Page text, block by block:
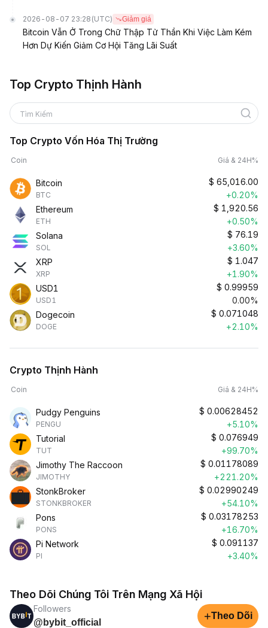
2026-08-07 23:28 (UTC) Giảm giá
Bitcoin Vẫn Ở Trong Chữ Thập Tử Thần Khi Việc Làm Kém
Hơn Dự Kiến Giảm Cơ Hội Tăng Lãi Suất
Top Crypto Thịnh Hành
Tìm Kiếm
Top Crypto Vốn Hóa Thị Trường
Coin Giá & 24H%
Bitcoin
BTC
$ 65,016.00
+0.20%
Ethereum
ETH
$ 1,920.56
+0.50%
Solana
SOL
$ 76.19
+3.60%
XRP
XRP
$ 1.047
+1.90%
USD1
USD1
$ 0.99959
0.00%
Dogecoin
DOGE
$ 0.071048
+2.10%
Crypto Thịnh Hành
Coin Giá & 24H%
Pudgy Penguins
PENGU
$ 0.00628452
+5.10%
Tutorial
TUT
$ 0.076949
+99.70%
Jimothy The Raccoon
JIMOTHY
$ 0.01178089
+221.20%
StonkBroker
STONKBROKER
$ 0.02990249
+54.10%
Pons
PONS
$ 0.03178253
+16.70%
Pi Network
PI
$ 0.091137
+3.40%
Theo Dõi Chúng Tôi Trên Mạng Xã Hội
Followers
@bybit_official
+Theo Dõi